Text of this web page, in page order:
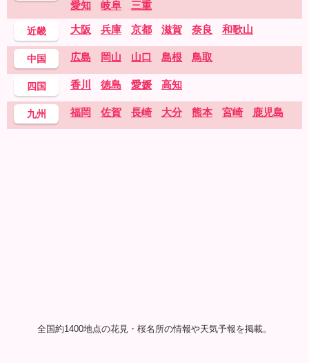
愛知
岐阜 三重
近畿 大阪 兵庫 京都 滋賀 奈良 和歌山
中国 広島 岡山 山口 島根 鳥取
四国 香川 徳島 愛媛 高知
九州 福岡 佐賀 長崎 大分 熊本 宮崎 鹿児島
全国約1400地点の花見・桜名所の情報や天気予報を掲載。